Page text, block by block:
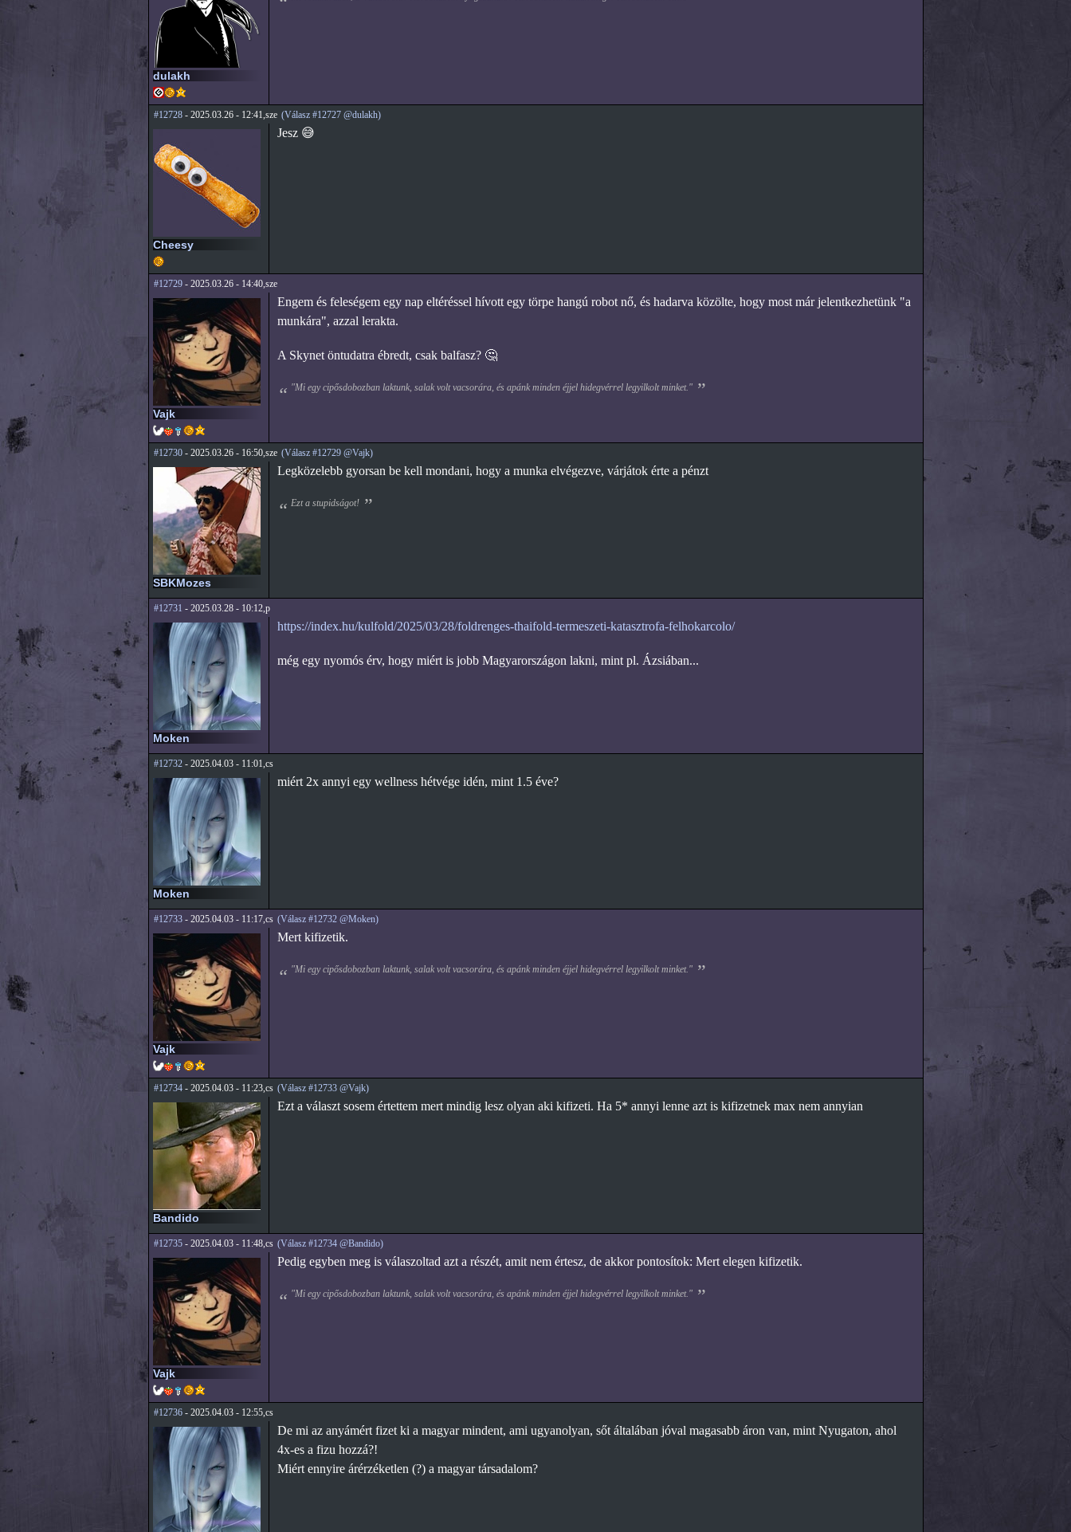
dulakh
#12728- 2025.03.26 - 12:41,sze (Válasz #12727 @dulakh)
Cheesy
Jesz 😅
#12729- 2025.03.26 - 14:40,sze
Vajk
Engem és feleségem egy nap eltéréssel hívott egy törpe hangú robot nő, és hadarva közölte, hogy most már jelentkezhetünk "a
munkára", azzal lerakta.
A Skynet öntudatra ébredt, csak balfasz? 🤔
"Mi egy cipősdobozban laktunk, salak volt vacsorára, és apánk minden éjjel hidegvérrel legyilkolt minket."
#12730- 2025.03.26 - 16:50,sze (Válasz #12729 @Vajk)
SBKMozes
Legközelebb gyorsan be kell mondani, hogy a munka elvégezve, várjátok érte a pénzt
Ezt a stupidságot!
#12731 - 2025.03.28 - 10:12,p
Moken
https://index.hu/kulfold/2025/03/28/foldrenges-thaifold-termeszeti-katasztrofa-felhokarcolo/
még egy nyomós érv, hogy miért is jobb Magyarországon lakni, mint pl. Ázsiában...
#12732- 2025.04.03 - 11:01,cs
Moken
miért 2x annyi egy wellness hétvége idén, mint 1.5 éve?
#12733- 2025.04.03 - 11:17,cs (Válasz #12732 @Moken)
Vajk
Mert kifizetik.
"Mi egy cipősdobozban laktunk, salak volt vacsorára, és apánk minden éjjel hidegvérrel legyilkolt minket."
#12734- 2025.04.03 - 11:23,cs (Válasz #12733 @Vajk)
Bandido
Ezt a választ sosem értettem mert mindig lesz olyan aki kifizeti. Ha 5* annyi lenne azt is kifizetnek max nem annyian
#12735- 2025.04.03 - 11:48,cs (Válasz #12734 @Bandido)
Vajk
Pedig egyben meg is válaszoltad azt a részét, amit nem értesz, de akkor pontosítok: Mert elegen kifizetik.
"Mi egy cipősdobozban laktunk, salak volt vacsorára, és apánk minden éjjel hidegvérrel legyilkolt minket."
#12736- 2025.04.03 - 12:55,cs
De mi az anyámért fizet ki a magyar mindent, ami ugyanolyan, sőt általában jóval magasabb áron van, mint Nyugaton, ahol
4x-es a fizu hozzá?!
Miért ennyire árérzéketlen (?) a magyar társadalom?